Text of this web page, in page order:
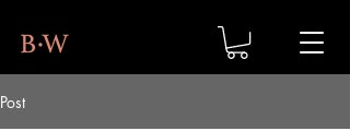
Post